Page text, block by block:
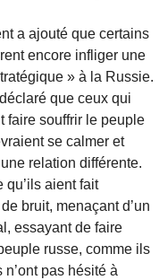
a ajouté que certains
encore infliger une
» à la Russie.
que ceux qui
faire souffrir le peuple
se calmer et
relation différente.
qu’ils aient fait
bruit, menaçant d’un
essayant de faire
russe, comme ils
n’ont pas hésité à